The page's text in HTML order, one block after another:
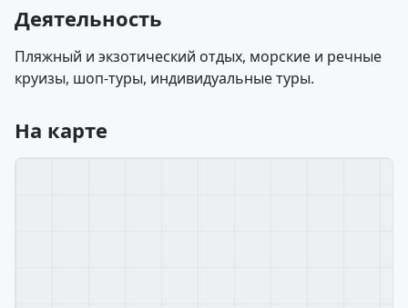
Деятельность
Пляжный и экзотический отдых, морские и речные
круизы, шоп-туры, индивидуальные туры.
На карте